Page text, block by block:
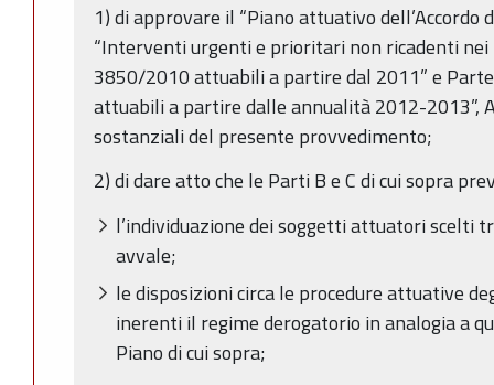
1) di approvare il “Piano attuativo dell’Accordo
“Interventi urgenti e prioritari non ricadenti
3850/2010 attuabili a partire dal 2011” e
attuabili a partire dalle annualità 2012-2013”,
sostanziali del presente provvedimento;
2) di dare atto che le Parti B e C di cui sopra
l’individuazione dei soggetti attuatori scelti
avvale;
le disposizioni circa le procedure attuative
inerenti il regime derogatorio in analogia a
Piano di cui sopra;